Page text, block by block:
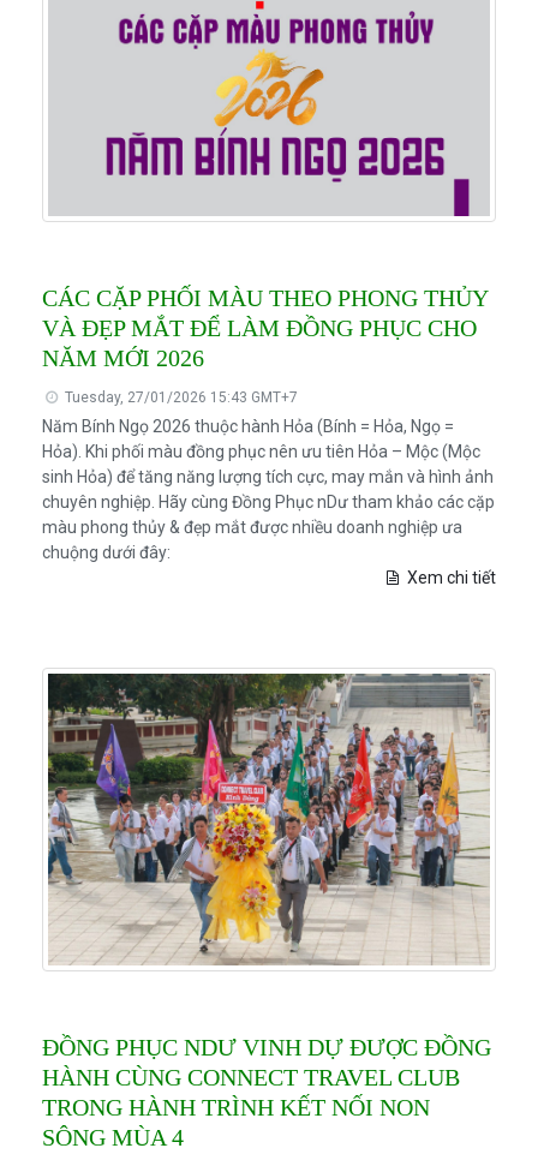
CÁC CẶP PHỐI MÀU THEO PHONG THỦY
VÀ ĐẸP MẮT ĐỂ LÀM ĐỒNG PHỤC CHO
NĂM MỚI 2026
Tuesday, 27/01/2026 15:43 GMT+7
Năm Bính Ngọ 2026 thuộc hành Hỏa (Bính = Hỏa, Ngọ =
Hỏa). Khi phối màu đồng phục nên ưu tiên Hỏa – Mộc (Mộc
sinh Hỏa) để tăng năng lượng tích cực, may mắn và hình ảnh
chuyên nghiệp. Hãy cùng Đồng Phục nDư tham khảo các cặp
màu phong thủy & đẹp mắt được nhiều doanh nghiệp ưa
chuộng dưới đây:
Xem chi tiết
ĐỒNG PHỤC NDƯ VINH DỰ ĐƯỢC ĐỒNG
HÀNH CÙNG CONNECT TRAVEL CLUB
TRONG HÀNH TRÌNH KẾT NỐI NON
SÔNG MÙA 4